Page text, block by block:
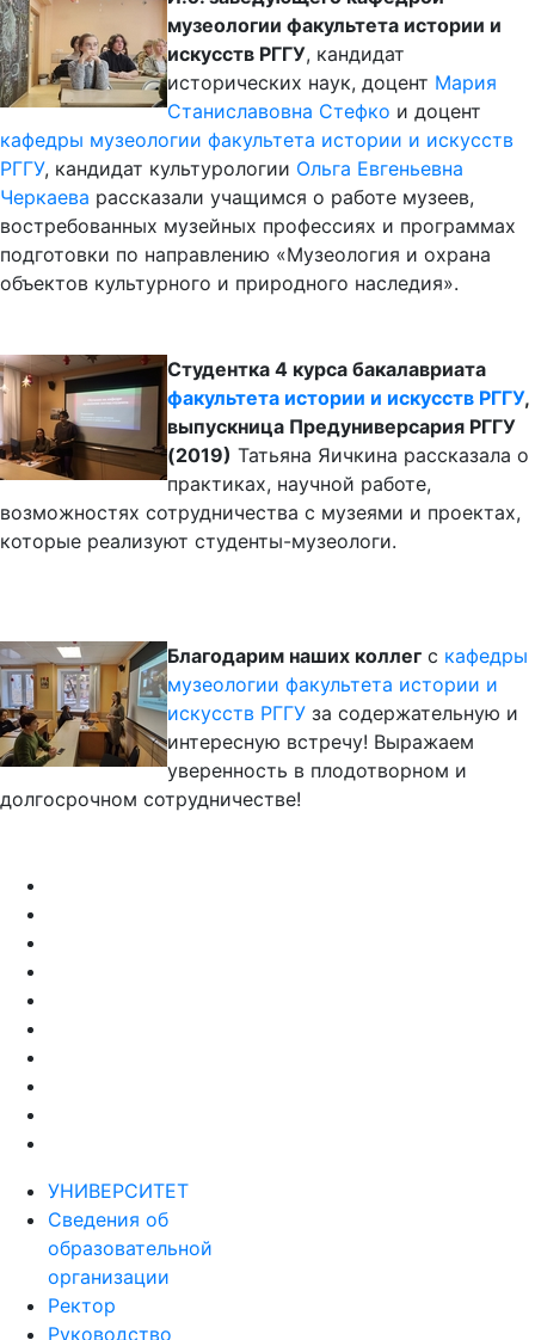
музеологии факультета истории и
искусств РГГУ, кандидат
исторических наук, доцент Мария
Станиславовна Стефко и доцент
кафедры музеологии факультета истории и искусств
РГГУ, кандидат культурологии Ольга Евгеньевна
Черкаева рассказали учащимся о работе музеев,
востребованных музейных профессиях и программах
подготовки по направлению «Музеология и охрана
объектов культурного и природного наследия».
Студентка 4 курса бакалавриата
факультета истории и искусств РГГУ,
выпускница Предуниверсария РГГУ
(2019) Татьяна Яичкина рассказала о
практиках, научной работе,
возможностях сотрудничества с музеями и проектах,
которые реализуют студенты-музеологи.
Благодарим наших коллег с кафедры
музеологии факультета истории и
искусств РГГУ за содержательную и
интересную встречу! Выражаем
уверенность в плодотворном и
долгосрочном сотрудничестве!
УНИВЕРСИТЕТ
Сведения об
образовательной
организации
Ректор
Руководство